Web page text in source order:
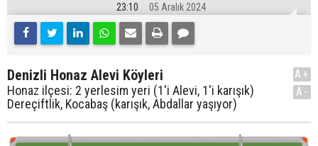
23:10 05 Aralık 2024
Denizli Honaz Alevi Köyleri
Honaz ilçesi: 2 yerlesim yeri (1'i Alevi, 1'i karışık)
Dereçiftlik, Kocabaş (karışık, Abdallar yaşıyor)
A+
A-